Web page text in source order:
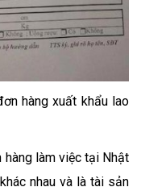
hàng xuất khẩu lao
làm việc tại Nhật
nhau và là tài sản